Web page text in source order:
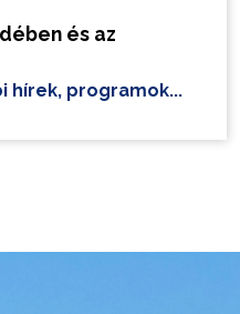
és az
hírek, programok...